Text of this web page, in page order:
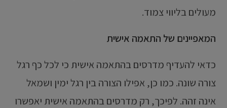
מעולים בליווי צמוד.
המאפיינים של התאמה אישית
כדאי להעדיף מדרסים בהתאמה אישית כי לכל כף רגל
צורה שונה. כמו כן, אפילו הצורה בין רגל ימין ושמאל
אינה זהה. לפיכך, רק מדרסים בהתאמה אישית יאפשרו